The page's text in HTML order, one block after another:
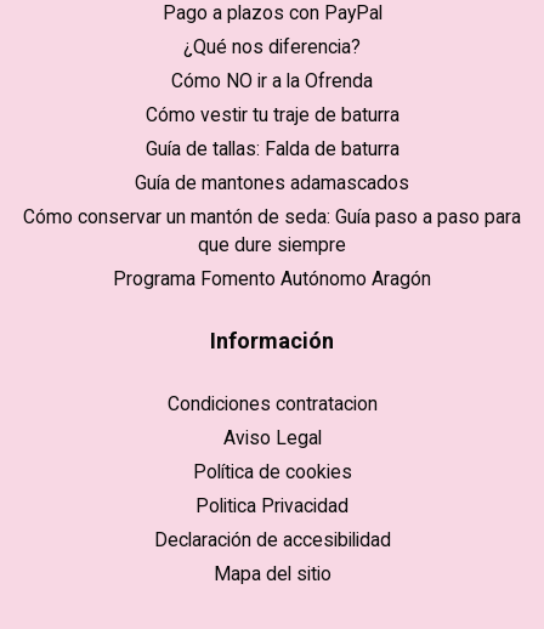
Pago a plazos con PayPal
¿Qué nos diferencia?
Cómo NO ir a la Ofrenda
Cómo vestir tu traje de baturra
Guía de tallas: Falda de baturra
Guía de mantones adamascados
Cómo conservar un mantón de seda: Guía paso a paso para
que dure siempre
Programa Fomento Autónomo Aragón
Información
Condiciones contratacion
Aviso Legal
Política de cookies
Politica Privacidad
Declaración de accesibilidad
Mapa del sitio